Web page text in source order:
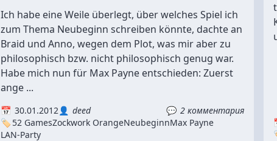
Ich habe eine Weile überlegt, über welches Spiel ich
zum Thema Neubeginn schreiben könnte, dachte an
Braid und Anno, wegen dem Plot, was mir aber zu
philosophisch bzw. nicht philosophisch genug war.
Habe mich nun für Max Payne entschieden: Zuerst
ange ...
30.01.2012 deed
2 комментария
52 GamesZockwork OrangeNeubeginnMax Payne
LAN-Party